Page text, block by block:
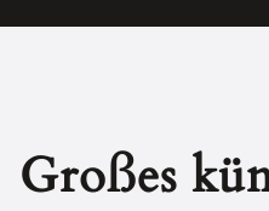
Großes